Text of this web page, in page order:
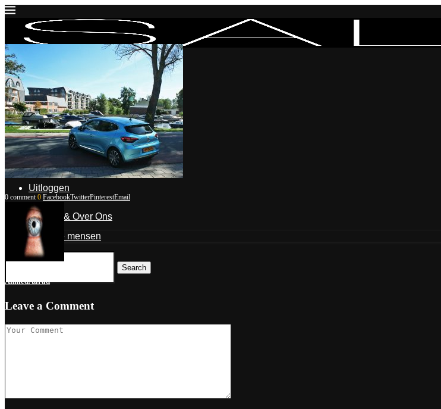
Inloggen
Mijn account
Mijn blogposts
Blogpost indienen
Uitloggen
Contact & Over Ons
De mensen
Search
0 comment 0 FacebookTwitterPinterestEmail
AhmedAarad
Leave a Comment